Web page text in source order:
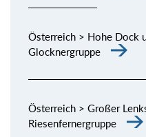
Österreich > Hohe Dock
Glocknergruppe
Österreich > Großer
Riesenfernergruppe